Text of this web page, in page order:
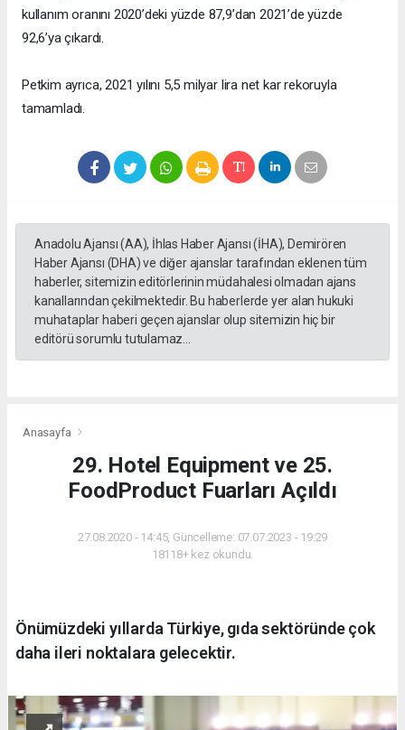
kullanım oranını 2020’deki yüzde 87,9’dan 2021’de yüzde
92,6’ya çıkardı.
Petkim ayrıca, 2021 yılını 5,5 milyar lira net kar rekoruyla
tamamladı.
Anadolu Ajansı (AA), İhlas Haber Ajansı (İHA), Demirören
Haber Ajansı (DHA) ve diğer ajanslar tarafından eklenen tüm
haberler, sitemizin editörlerinin müdahalesi olmadan ajans
kanallarından çekilmektedir. Bu haberlerde yer alan hukuki
muhataplar haberi geçen ajanslar olup sitemizin hiç bir
editörü sorumlu tutulamaz...
Anasayfa
29. Hotel Equipment ve 25.
FoodProduct Fuarları Açıldı
27.08.2020 - 14:45, Güncelleme: 07.07.2023 - 19:29
18118+ kez okundu.
Önümüzdeki yıllarda Türkiye, gıda sektöründe çok
daha ileri noktalara gelecektir.